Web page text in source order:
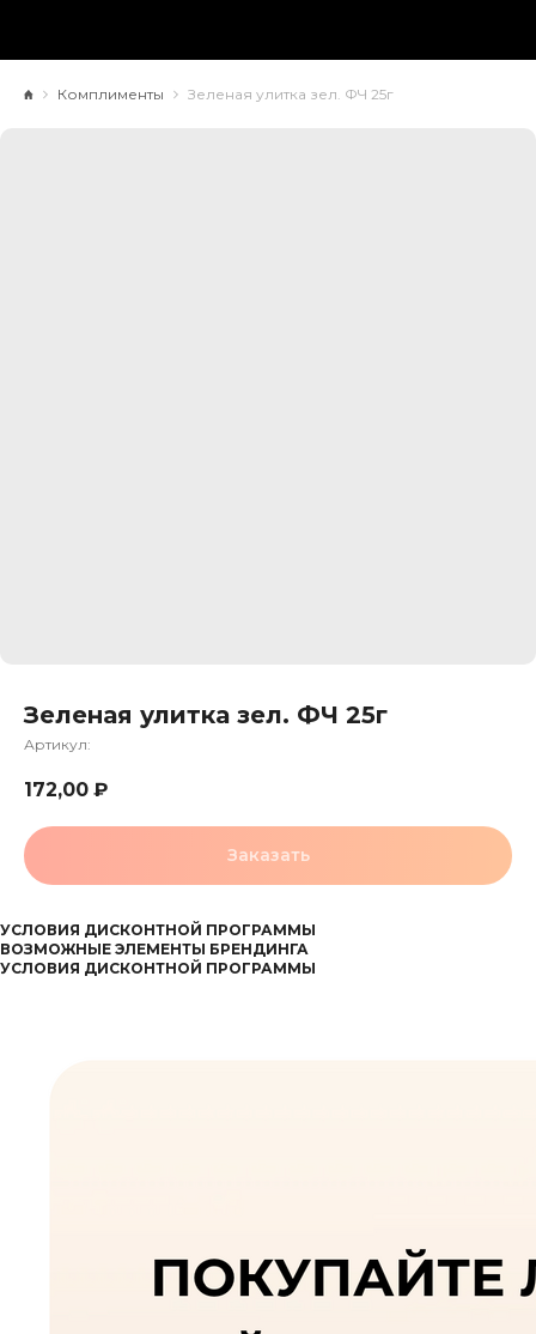
Комплименты Зеленая улитка зел. ФЧ 25г
Зеленая улитка зел. ФЧ 25г
Артикул:
172,00 ₽
Заказать
УСЛОВИЯ ДИСКОНТНОЙ ПРОГРАММЫ
ВОЗМОЖНЫЕ ЭЛЕМЕНТЫ БРЕНДИНГА
УСЛОВИЯ ДИСКОНТНОЙ ПРОГРАММЫ